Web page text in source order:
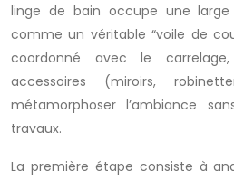
linge de bain occupe une
comme un véritable “voile de
coordonné avec le
accessoires (miroirs,
métamorphoser l’ambiance
travaux.
La première étape consiste à